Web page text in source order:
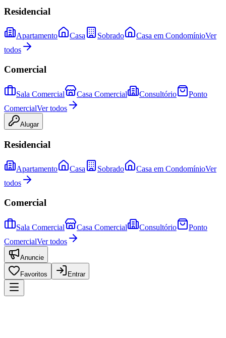
Residencial
Apartamento Casa Sobrado Casa em CondomínioVer
todos
Comercial
Sala Comercial Casa Comercial Consultório
Ponto
ComercialVer todos
Alugar
Residencial
Apartamento Casa Sobrado Casa em CondomínioVer
todos
Comercial
Sala Comercial Casa Comercial Consultório
Ponto
ComercialVer todos
Anuncie
Favoritos Entrar